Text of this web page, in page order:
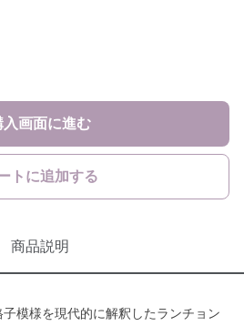
入画面に進む
トに追加する
商品説明
模様を現代的に解釈したランチョン